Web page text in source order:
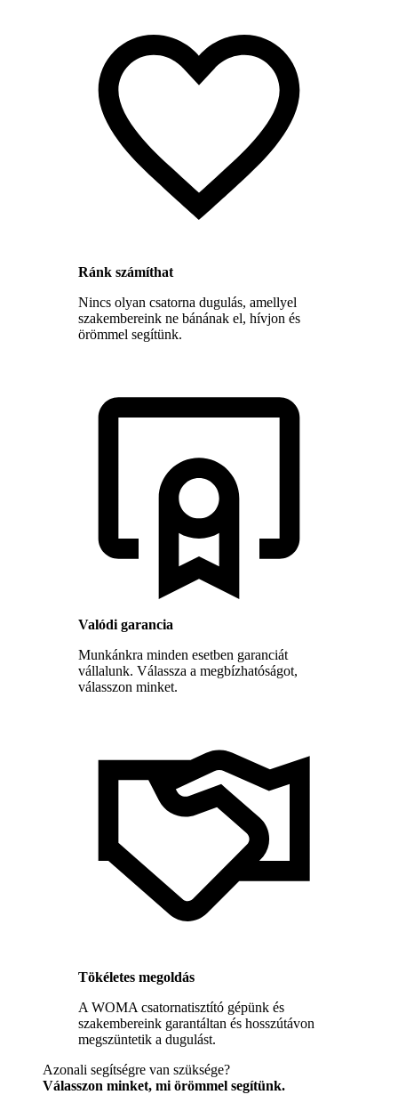
Ránk számíthat
Nincs olyan csatorna dugulás, amellyel
szakembereink ne bánának el, hívjon és
örömmel segítünk.
Valódi garancia
Munkánkra minden esetben garanciát
vállalunk. Válassza a megbízhatóságot,
válasszon minket.
Tökéletes megoldás
A WOMA csatornatisztító gépünk és
szakembereink garantáltan és hosszútávon
megszüntetik a dugulást.
Azonali segítségre van szüksége?
Válasszon minket, mi örömmel segítünk.